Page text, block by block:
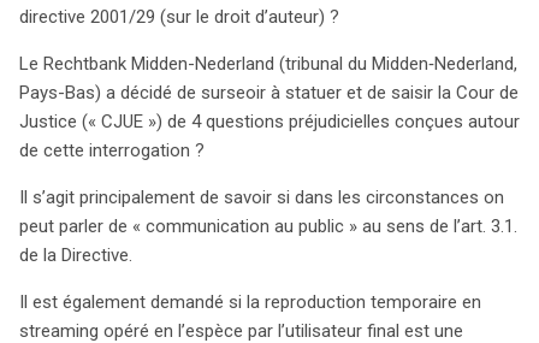
directive 2001/29 (sur le droit d’auteur) ?
Le Rechtbank Midden-Nederland (tribunal du Midden‑Nederland,
Pays-Bas) a décidé de surseoir à statuer et de saisir la Cour de
Justice (« CJUE ») de 4 questions préjudicielles conçues autour
de cette interrogation ?
Il s’agit principalement de savoir si dans les circonstances on
peut parler de « communication au public » au sens de l’art. 3.1.
de la Directive.
Il est également demandé si la reproduction temporaire en
streaming opéré en l’espèce par l’utilisateur final est une